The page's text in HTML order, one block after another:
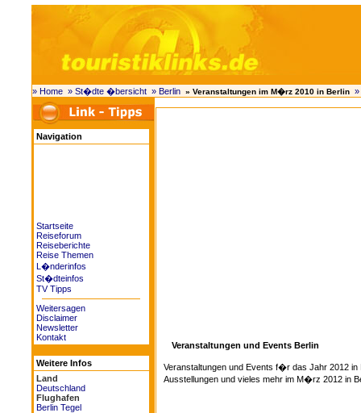
» Home » St�dte �bersicht » Berlin » Veranstaltungen im M�rz 2010 in Berlin »
Navigation
Startseite
Reiseforum
Reiseberichte
Reise Themen
L�nderinfos
St�dteinfos
TV Tipps
Weitersagen
Disclaimer
Newsletter
Kontakt
Weitere Infos
Land
Deutschland
Flughafen
Berlin Tegel
Veranstaltungen und Events Berlin
Veranstaltungen und Events f�r das Jahr 2012
Ausstellungen und vieles mehr im M�rz 2012 in